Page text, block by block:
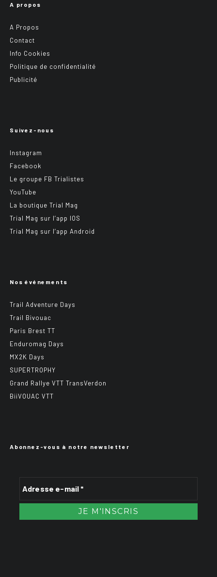
A propos
A Propos
Contact
Info Cookies
Politique de confidentialité
Publicité
Suivez-nous
Instagram
Facebook
Le groupe FB Trialistes
YouTube
La boutique Trial Mag
Trial Mag sur l’app IOS
Trial Mag sur l’app Android
Nos événements
Trail Adventure Days
Trail Bivouac
Paris Brest TT
Enduromag Days
MX2K Days
SUPERTROPHY
Grand Rallye VTT TransVerdon
BiiVOUAC VTT
Abonnez-vous à notre newsletter